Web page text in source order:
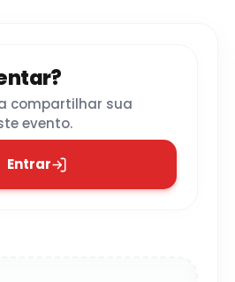
compartilhar sua
evento.
Entrar